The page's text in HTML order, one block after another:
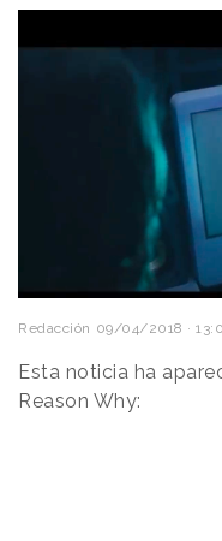
Redacción 09/04/2018 ·
Esta noticia ha
Reason Why: